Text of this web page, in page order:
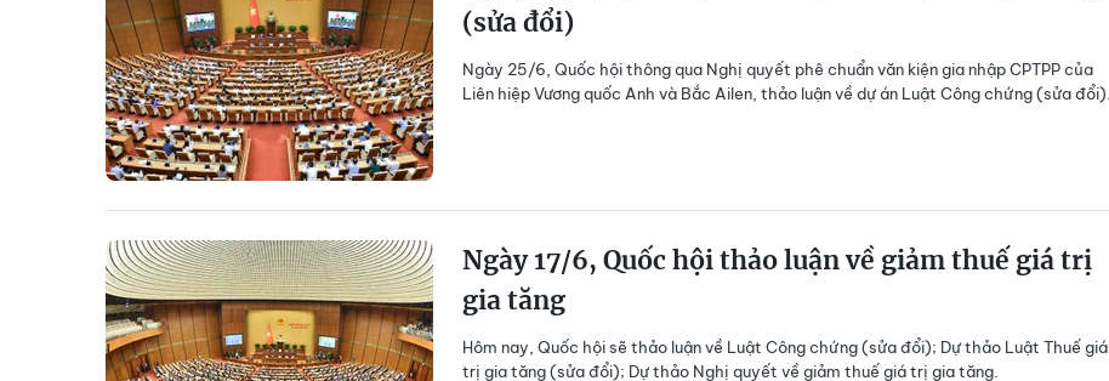
(sửa đổi)
Ngày 25/6, Quốc hội thông qua Nghị quyết phê chuẩn văn kiện gia nhập CPTPP của
Liên hiệp Vương quốc Anh và Bắc Ailen, thảo luận về dự án Luật Công chứng (sửa đổi).
Ngày 17/6, Quốc hội thảo luận về giảm thuế giá trị
gia tăng
Hôm nay, Quốc hội sẽ thảo luận về Luật Công chứng (sửa đổi); Dự thảo Luật Thuế giá
trị gia tăng (sửa đổi); Dự thảo Nghị quyết về giảm thuế giá trị gia tăng.